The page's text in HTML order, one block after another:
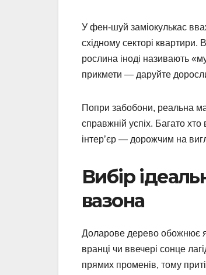
У фен-шуй заміокулькас
східному секторі квартири.
рослина іноді називають
прикмети — даруйте
Попри забобони, реальна
справжній успіх. Багато
інтер’єр — дорожчим на
Вибір
вазона
Доларове дерево обожнює
вранці чи ввечері сонце
прямих променів, тому